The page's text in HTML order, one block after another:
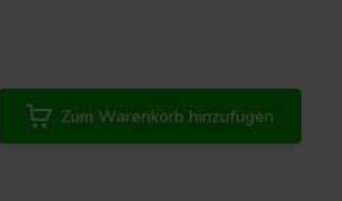
Zum Warenkorb hinzufügen